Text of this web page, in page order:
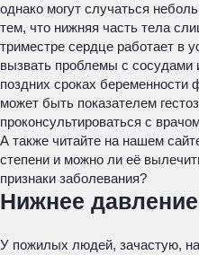
однако могут случаться
тем, что нижняя часть тела
триместре сердце работает в
вызвать проблемы с
поздних сроках беременности
может быть показателем
проконсультироваться с
А также читайте на нашем
степени и можно ли её
признаки заболевания?
Нижнее
У пожилых людей, зачастую,